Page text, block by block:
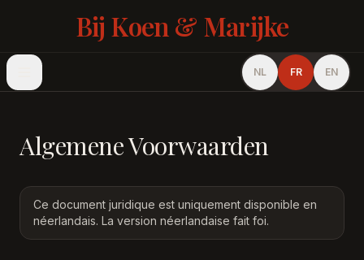
Bij Koen & Marijke
NL FR EN
Algemene Voorwaarden
Ce document juridique est uniquement disponible en
néerlandais. La version néerlandaise fait foi.